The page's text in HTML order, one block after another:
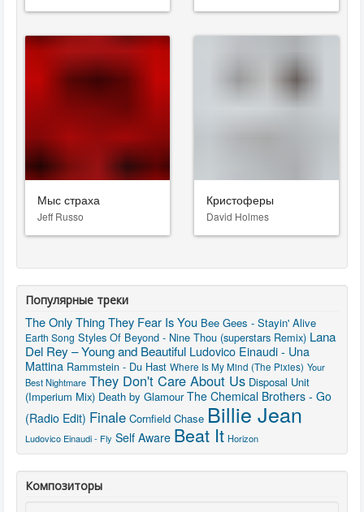
Мыс страха
Jeff Russo
Кристоферы
David Holmes
Популярные треки
The Only Thing They Fear Is You Bee Gees - Stayin' Alive
Earth Song Styles Of Beyond - Nine Thou (superstars Remix) Lana
Del Rey – Young and Beautiful Ludovico Einaudi - Una
Mattina Rammstein - Du Hast Where Is My Mind (The Pixies) Your
Best Nightmare They Don't Care About Us Disposal Unit
(Imperium Mix) Death by Glamour The Chemical Brothers - Go
(Radio Edit) Finale Cornfield Chase Billie Jean
Ludovico Einaudi - Fly Self Aware Beat It Horizon
Композиторы